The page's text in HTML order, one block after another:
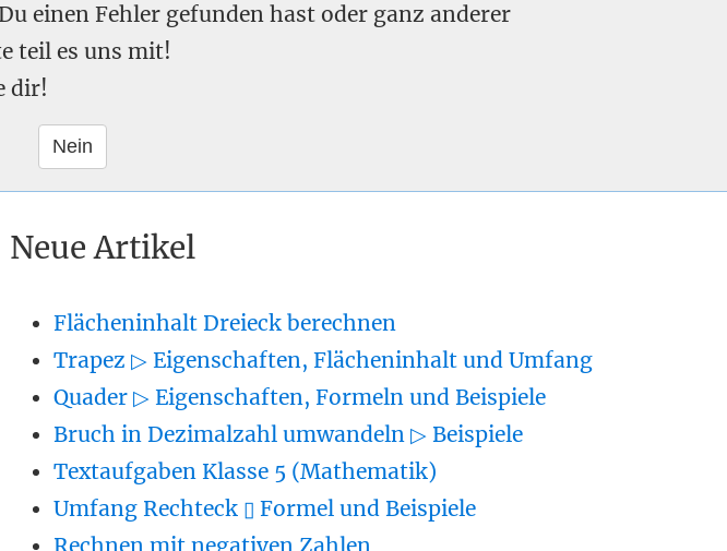
einen Fehler gefunden hast oder ganz anderer
teil es uns mit!
dir!
Neue Artikel
Flächeninhalt Dreieck berechnen
Trapez ▷ Eigenschaften, Flächeninhalt und Umfang
Quader ▷ Eigenschaften, Formeln und Beispiele
Bruch in Dezimalzahl umwandeln ▷ Beispiele
Textaufgaben Klasse 5 (Mathematik)
Umfang Rechteck ▯ Formel und Beispiele
Rechnen mit negativen Zahlen